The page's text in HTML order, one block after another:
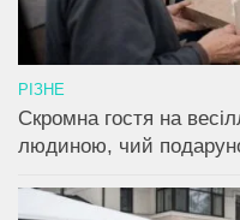
РІЗНЕ
Скромна гостя на
людиною, чий